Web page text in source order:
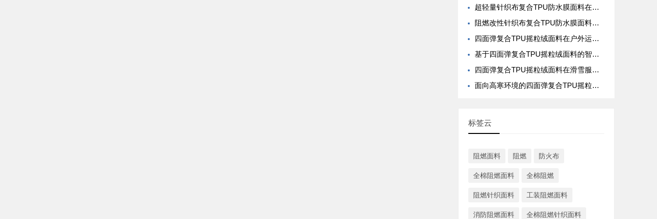
超轻量针织布复合TPU防水膜面料在登山背包覆层中的结构稳定性研究
阻燃改性针织布复合TPU防水膜面料在户外服中的多重复合防护机制
四面弹复合TPU摇粒绒面料在户外运动服饰中的高弹性与防风性能研究
基于四面弹复合TPU摇粒绒面料的智能温控夹克结构设计与应用
四面弹复合TPU摇粒绒面料在滑雪服中的防水透湿与动态贴合性优化
面向高寒环境的四面弹复合TPU摇粒绒面料热阻与透气平衡技术分析
标签云
阻燃面料 阻燃 防火布
全棉阻燃面料 全棉阻燃
阻燃针织面料 工装阻燃面料
消防阻燃面料 全棉阻燃针织面料